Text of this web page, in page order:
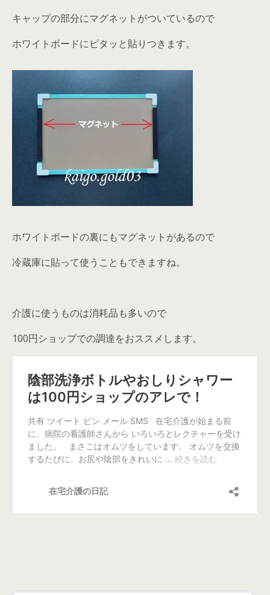
キャップの部分にマグネットがついているので
ホワイトボードにピタッと貼りつきます。
ホワイトボードの裏にもマグネットがあるので
冷蔵庫に貼って使うこともできますね。
介護に使うものは消耗品も多いので
100円ショップでの調達をおススメします。